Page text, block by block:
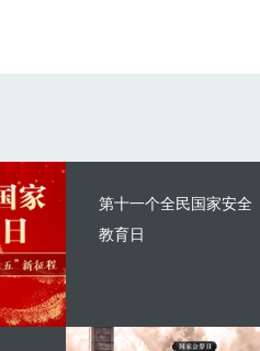
第十一个全民国家安全
教育日